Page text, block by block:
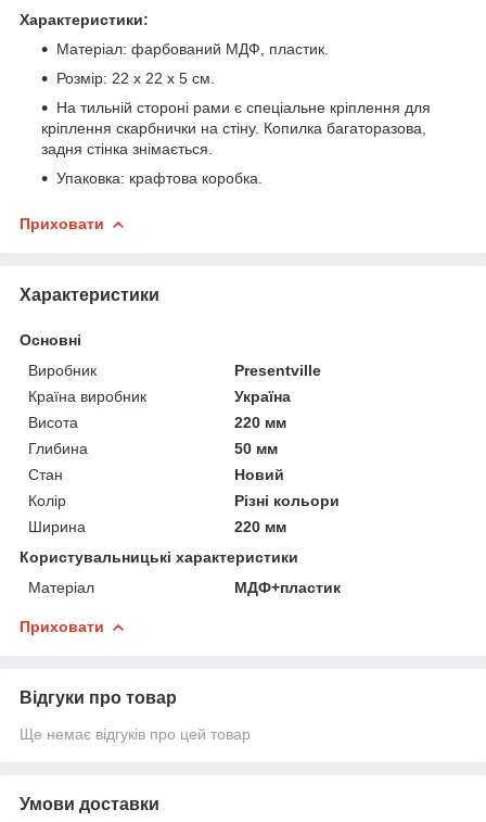
Характеристики:
Матеріал: фарбований МДФ, пластик.
Розмір: 22 х 22 х 5 см.
На тильній стороні рами є спеціальне кріплення для
кріплення скарбнички на стіну. Копилка багаторазова,
задня стінка знімається.
Упаковка: крафтова коробка.
Приховати
Характеристики
Основні
Виробник
Presentville
Країна виробник
Україна
Висота
220 мм
Глибина
50 мм
Стан
Новий
Колір
Різні кольори
Ширина
220 мм
Користувальницькі характеристики
Матеріал
МДФ+пластик
Приховати
Відгуки про товар
Ще немає відгуків про цей товар
Умови доставки